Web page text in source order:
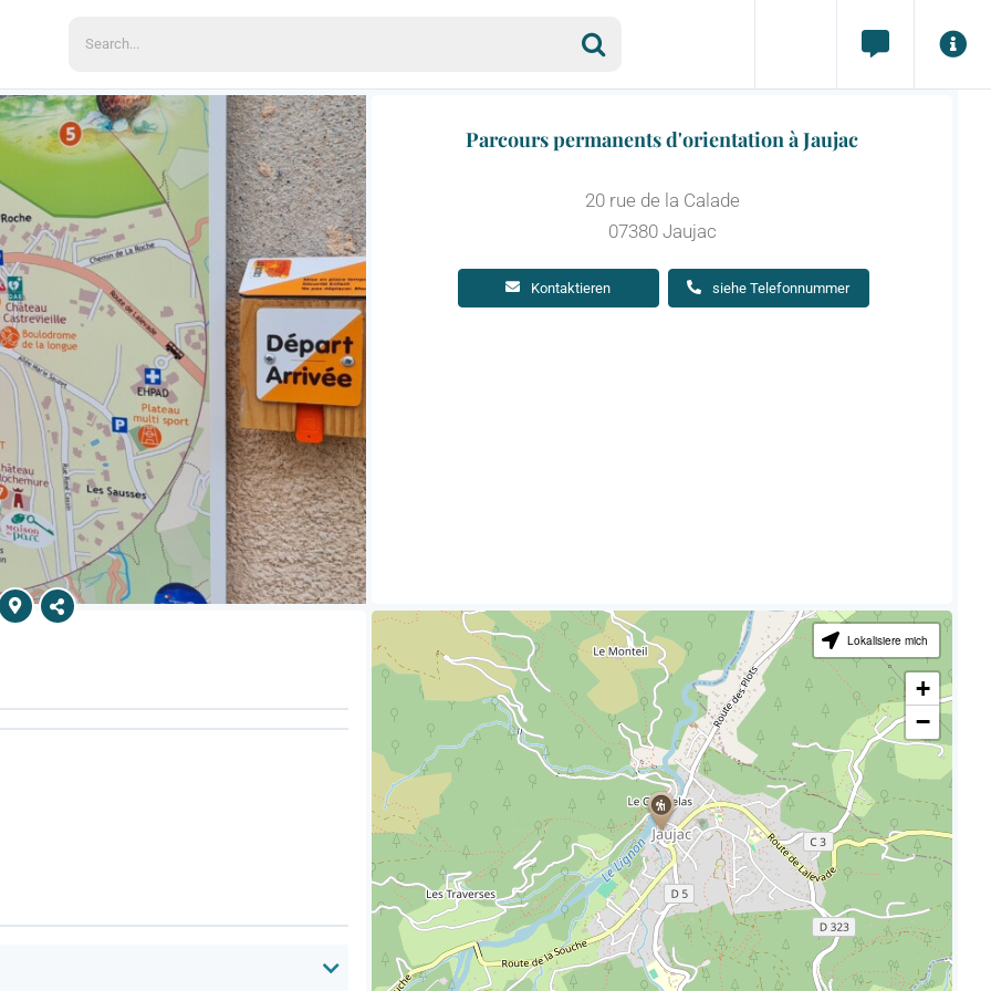
Parcours permanents d'orientation à Jaujac
20 rue de la Calade
07380 Jaujac
Kontaktieren siehe Telefonnummer
Lokalisiere mich
+
−